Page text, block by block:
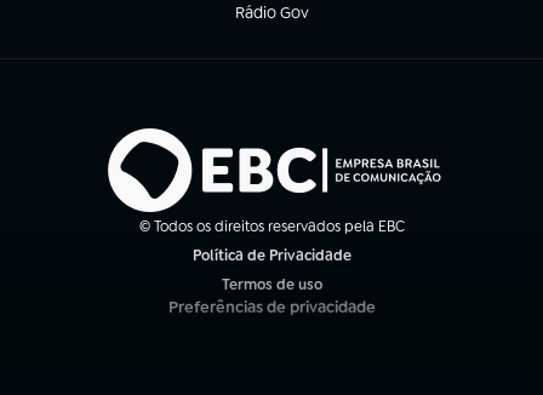
Rádio Gov
(abre em nova aba)
© Todos os direitos reservados pela EBC
Política de Privacidade
Termos de uso
(abre em nova aba)
Preferências de privacidade